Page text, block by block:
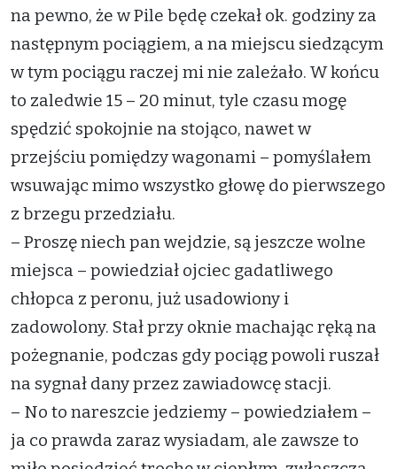
na pewno, że w Pile będę czekał ok. godziny za
następnym pociągiem, a na miejscu siedzącym
w tym pociągu raczej mi nie zależało. W końcu
to zaledwie 15 – 20 minut, tyle czasu mogę
spędzić spokojnie na stojąco, nawet w
przejściu pomiędzy wagonami – pomyślałem
wsuwając mimo wszystko głowę do pierwszego
z brzegu przedziału.
– Proszę niech pan wejdzie, są jeszcze wolne
miejsca – powiedział ojciec gadatliwego
chłopca z peronu, już usadowiony i
zadowolony. Stał przy oknie machając ręką na
pożegnanie, podczas gdy pociąg powoli ruszał
na sygnał dany przez zawiadowcę stacji.
– No to nareszcie jedziemy – powiedziałem –
ja co prawda zaraz wysiadam, ale zawsze to